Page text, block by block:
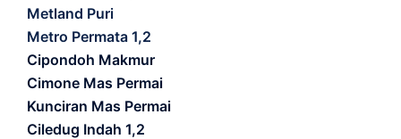
Metland Puri
Metro Permata 1,2
Cipondoh Makmur
Cimone Mas Permai
Kunciran Mas Permai
Ciledug Indah 1,2